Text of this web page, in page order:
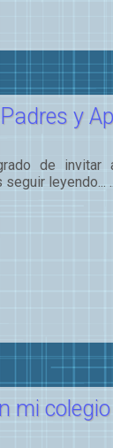
y
de invitar
leyendo...
mi colegio